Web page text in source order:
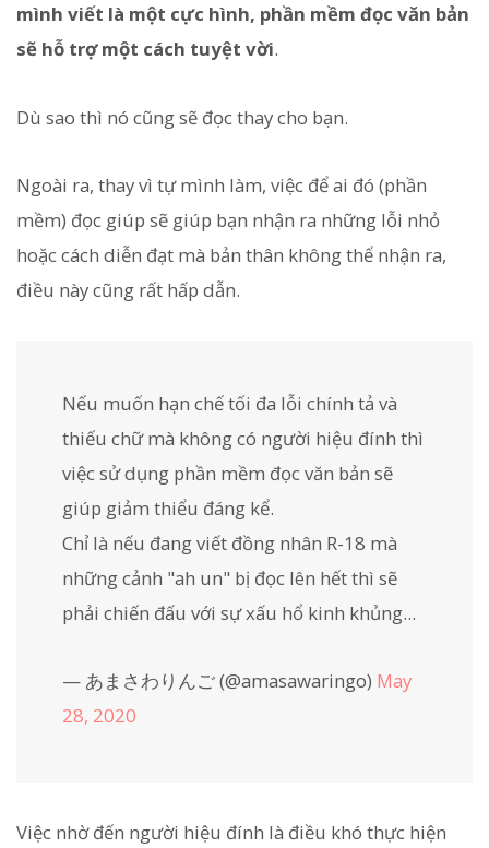
mình viết là một cực hình, phần mềm đọc văn bản
sẽ hỗ trợ một cách tuyệt vời.
Dù sao thì nó cũng sẽ đọc thay cho bạn.
Ngoài ra, thay vì tự mình làm, việc để ai đó (phần
mềm) đọc giúp sẽ giúp bạn nhận ra những lỗi nhỏ
hoặc cách diễn đạt mà bản thân không thể nhận ra,
điều này cũng rất hấp dẫn.
Nếu muốn hạn chế tối đa lỗi chính tả và
thiếu chữ mà không có người hiệu đính thì
việc sử dụng phần mềm đọc văn bản sẽ
giúp giảm thiểu đáng kể.
Chỉ là nếu đang viết đồng nhân R-18 mà
những cảnh "ah un" bị đọc lên hết thì sẽ
phải chiến đấu với sự xấu hổ kinh khủng...
— あまさわりんご (@amasawaringo) May
28, 2020
Việc nhờ đến người hiệu đính là điều khó thực hiện